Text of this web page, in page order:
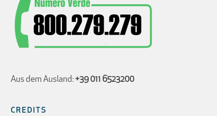
Aus dem Ausland:+39 011 6523200
CREDITS